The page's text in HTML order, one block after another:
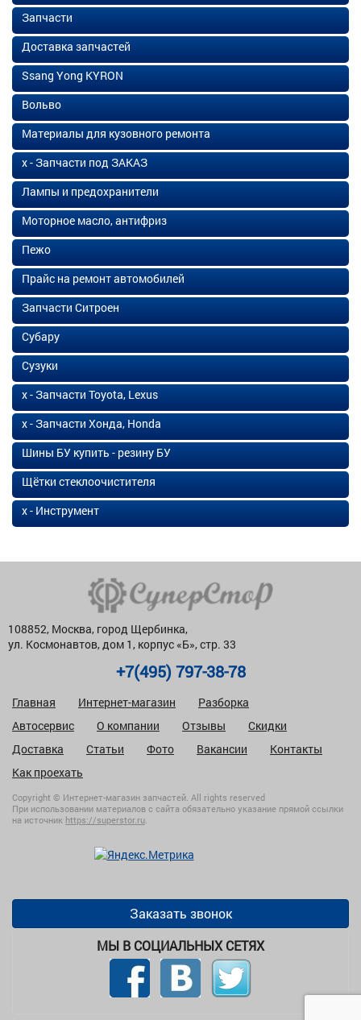
Запчасти
Доставка запчастей
Ssang Yong KYRON
Вольво
Материалы для кузовного ремонта
х - Запчасти под ЗАКАЗ
Лампы и предохранители
Моторное масло, антифриз
Пежо
Прайс на ремонт автомобилей
Запчасти Ситроен
Субару
Сузуки
х - Запчасти Toyota, Lexus
х - Запчасти Хонда, Honda
Шины БУ купить - резину БУ
Щётки стеклоочистителя
х - Инструмент
108852, Москва, город Щербинка,
ул. Космонавтов, дом 1, корпус «Б», стр. 33
+7(495) 797-38-78
Главная Интернет-магазин
Разборка
Автосервис
О компании Отзывы
Скидки
Доставка
Статьи Фото Вакансии
Контакты
Как проехать
Copyright © Интернет-магазин запчастей. All rights reserved
При использовании материалов с сайта обязательно указание прямой ссылки
на источник https://superstor.ru
Заказать звонок
МЫ В СОЦИАЛЬНЫХ СЕТЯХ